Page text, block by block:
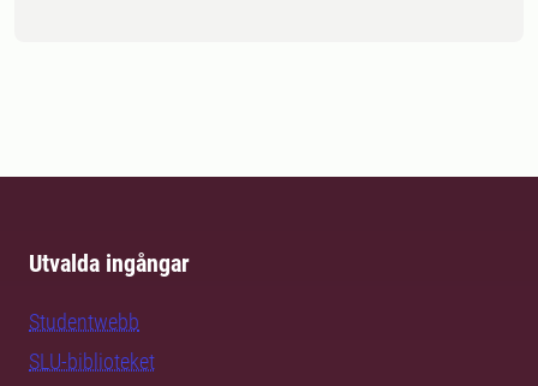
Utvalda ingångar
Studentwebb
SLU-biblioteket